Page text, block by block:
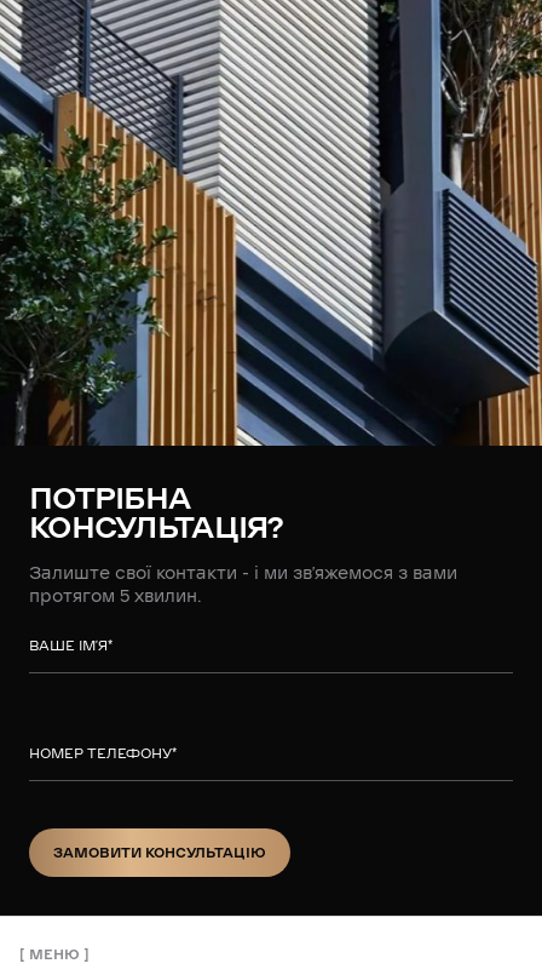
ПОТРІБНА
КОНСУЛЬТАЦІЯ?
Залиште свої контакти - і ми зв’яжемося з вами
протягом 5 хвилин.
ВАШЕ ІМ’Я*
НОМЕР ТЕЛЕФОНУ*
ЗАМОВИТИ КОНСУЛЬТАЦІЮ
МЕНЮ